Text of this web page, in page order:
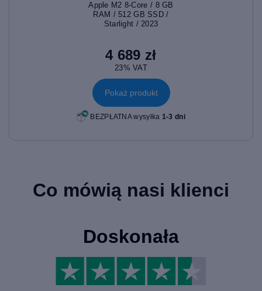
Apple M2 8-Core / 8 GB
RAM / 512 GB SSD /
Starlight / 2023
4 689 zł
23% VAT
Pokaż produkt
BEZPŁATNA wysyłka 1-3 dni
Co mówią nasi klienci
Doskonała